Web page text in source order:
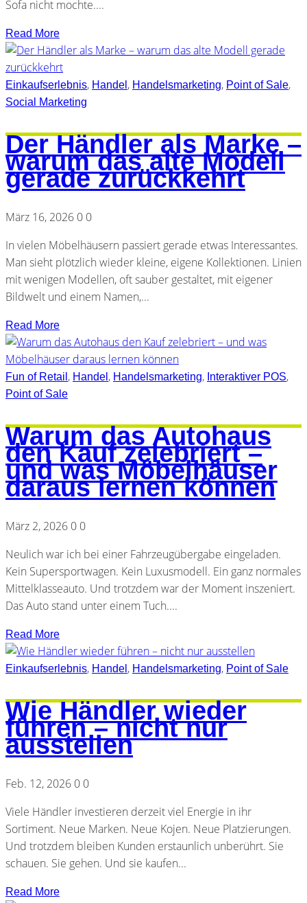
Sofa nicht mochte....
Read More
Einkaufserlebnis, Handel , Handelsmarketing, Point of Sale,
Social Marketing
Der Händler als Marke –
warum das alte Modell
gerade zurückkehrt
März 16, 2026 0 0
In vielen Möbelhäusern passiert gerade etwas Interessantes.
Man sieht plötzlich wieder kleine, eigene Kollektionen. Linien
mit wenigen Modellen, oft sauber gestaltet, mit eigener
Bildwelt und einem Namen,...
Read More
Fun of Retail , Handel , Handelsmarketing, Interaktiver POS,
Point of Sale
Warum das Autohaus
den Kauf zelebriert –
und was Möbelhäuser
daraus lernen können
März 2, 2026 0 0
Neulich war ich bei einer Fahrzeugübergabe eingeladen.
Kein Supersportwagen. Kein Luxusmodell. Ein ganz normales
Mittelklasseauto. Und trotzdem war der Moment inszeniert.
Das Auto stand unter einem Tuch....
Read More
Einkaufserlebnis, Handel , Handelsmarketing, Point of Sale
Wie Händler wieder
führen – nicht nur
ausstellen
Feb. 12, 2026 0 0
Viele Händler investieren derzeit viel Energie in ihr
Sortiment. Neue Marken. Neue Kojen. Neue Platzierungen.
Und trotzdem bleiben Kunden erstaunlich unberührt. Sie
schauen. Sie gehen. Und sie kaufen...
Read More